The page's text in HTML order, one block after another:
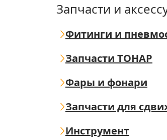
Запчасти и
Фитинги и
Запчасти ТОНАР
Фары и фонари
Запчасти для
Инструмент